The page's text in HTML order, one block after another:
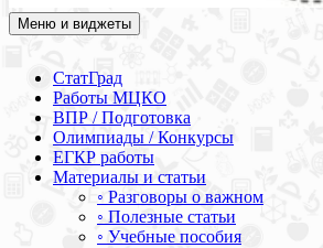
Академия СОВА
Подготовка к ЕГЭ, ОГЭ, ВПР, МЦКО,
Меню и виджеты
СтатГрад
Работы МЦКО
ВПР / Подготовка
Олимпиады / Конкурсы
ЕГКР работы
Материалы и статьи
◦ Разговоры о важном
◦ Полезные статьи
◦ Учебные пособия